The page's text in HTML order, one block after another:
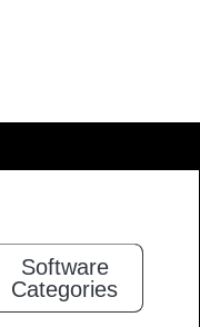
Software
Categories